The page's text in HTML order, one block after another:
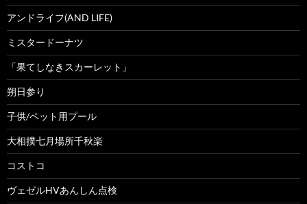
アンドライフ(AND LIFE)
ミスタードーナツ
「果てしなきスカーレット」
朔日参り
子供/ペット用プール
大相撲七月場所千秋楽
コストコ
ヴェゼルHVあんしん点検